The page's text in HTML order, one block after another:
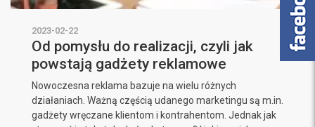
2023-02-22
Od pomysłu do realizacji, czyli jak
powstają gadżety reklamowe
Nowoczesna reklama bazuje na wielu różnych
działaniach. Ważną częścią udanego marketingu są m.in.
gadżety wręczane klientom i kontrahentom. Jednak jak